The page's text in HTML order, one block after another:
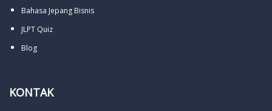
Bahasa Jepang Bisnis
JLPT Quiz
Blog
KONTAK